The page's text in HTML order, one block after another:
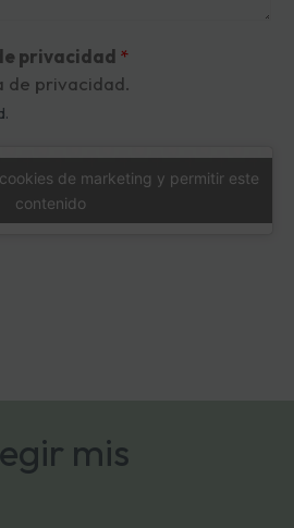
privacidad *
de privacidad.
de marketing y permitir este
contenido
mis